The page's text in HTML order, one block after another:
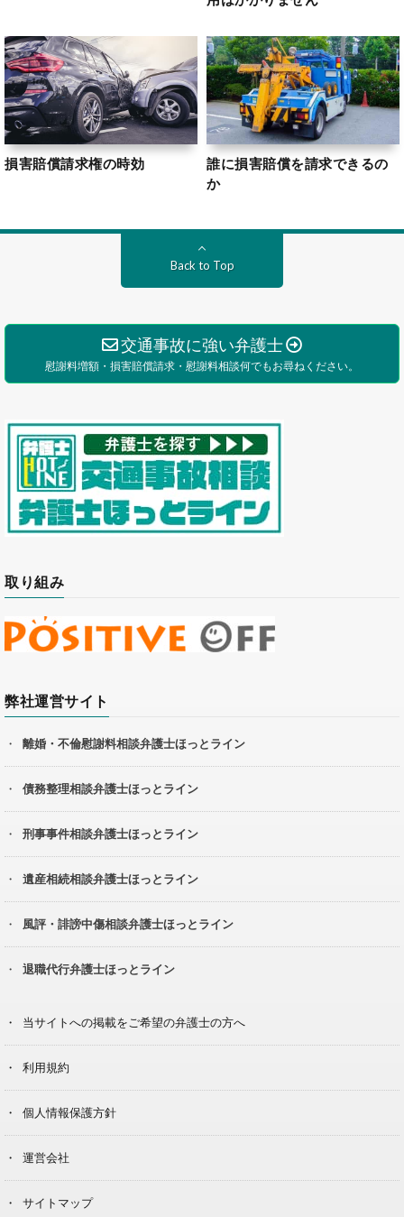
損害賠償請求権の時効
誰に損害賠償を請求できるの
か
Back to Top
交通事故に強い弁護士
慰謝料増額・損害賠償請求・慰謝料相談何でもお尋ねください。
取り組み
弊社運営サイト
離婚・不倫慰謝料相談弁護士ほっとライン
債務整理相談弁護士ほっとライン
刑事事件相談弁護士ほっとライン
遺産相続相談弁護士ほっとライン
風評・誹謗中傷相談弁護士ほっとライン
退職代行弁護士ほっとライン
当サイトへの掲載をご希望の弁護士の方へ
利用規約
個人情報保護方針
運営会社
サイトマップ